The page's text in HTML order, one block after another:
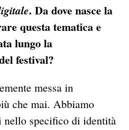
. Da dove nasce la
questa tematica e
lungo la
festival?
messa in
che mai. Abbiamo
nello specifico di identità